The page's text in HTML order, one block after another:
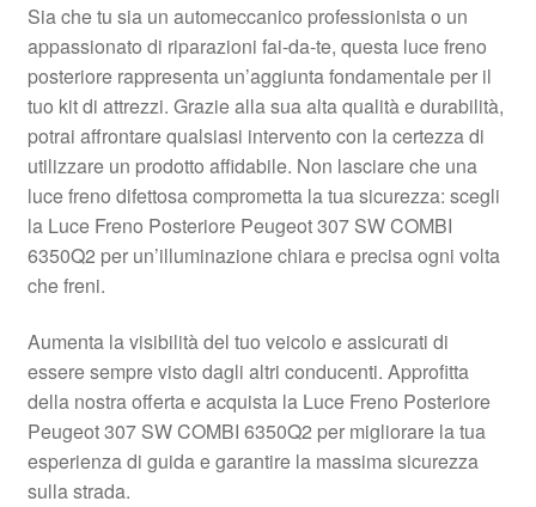
Rimostranza
Spedizione in tutto il mondo
Termini e condizioni
Sia che tu sia un automeccanico professionista o un
appassionato di riparazioni fai-da-te, questa luce freno
posteriore rappresenta un’aggiunta fondamentale per il
tuo kit di attrezzi. Grazie alla sua alta qualità e durabilità,
potrai affrontare qualsiasi intervento con la certezza di
utilizzare un prodotto affidabile. Non lasciare che una
luce freno difettosa comprometta la tua sicurezza: scegli
la Luce Freno Posteriore Peugeot 307 SW COMBI
6350Q2 per un’illuminazione chiara e precisa ogni volta
che freni.
Aumenta la visibilità del tuo veicolo e assicurati di
essere sempre visto dagli altri conducenti. Approfitta
della nostra offerta e acquista la Luce Freno Posteriore
Peugeot 307 SW COMBI 6350Q2 per migliorare la tua
esperienza di guida e garantire la massima sicurezza
sulla strada.